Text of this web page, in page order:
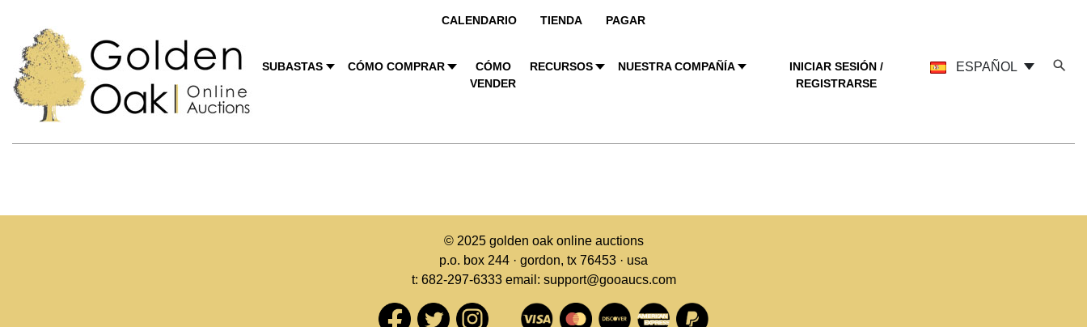
CALENDARIO TIENDA PAGAR
SUBASTAS CÓMO COMPRAR
CÓMO
VENDER
RECURSOS NUESTRA COMPAÑÍA
INICIAR SESIÓN /
REGISTRARSE
ESPAÑOL
© 2025 golden oak online auctions
p.o. box 244 · gordon, tx 76453 · usa
t: 682-297-6333 email: support@gooaucs.com